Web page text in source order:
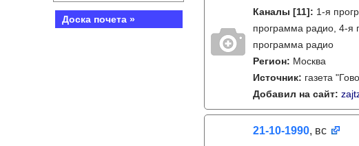
Доска почета »
Каналы [11]: 1-я
программа радио, 4-я
программа радио
Регион: Москва
Источник: газета
Добавил на сайт:
21-10-1990, вс